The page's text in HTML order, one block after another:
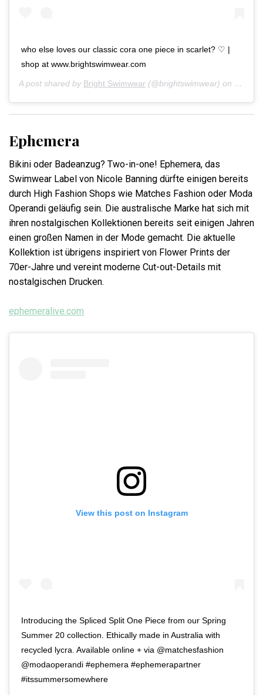
who else loves our classic cora one piece in scarlet? ♡ |
shop at www.brightswimwear.com
A post shared by Bright Swimwear (@brightswimwear) on Mar
Ephemera
Bikini oder Badeanzug? Two-in-one! Ephemera, das
Swimwear Label von Nicole Banning dürfte einigen bereits
durch High Fashion Shops wie Matches Fashion oder Moda
Operandi geläufig sein. Die australische Marke hat sich mit
ihren nostalgischen Kollektionen bereits seit einigen Jahren
einen großen Namen in der Mode gemacht. Die aktuelle
Kollektion ist übrigens inspiriert von Flower Prints der
70er-Jahre und vereint moderne Cut-out-Details mit
nostalgischen Drucken.
ephemeralive.com
View this post on Instagram
Introducing the Spliced Split One Piece from our Spring
Summer 20 collection. Ethically made in Australia with
recycled lycra. Available online + via @matchesfashion
@modaoperandi #ephemera #ephemerapartner
#itssummersomewhere